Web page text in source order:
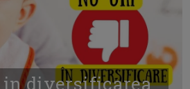
in diversificarea